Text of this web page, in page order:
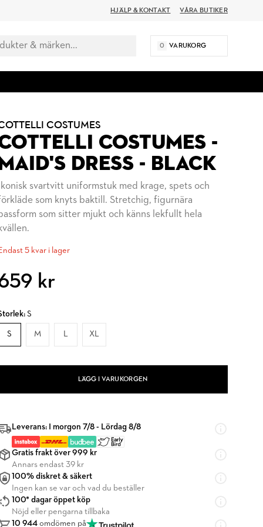
HJÄLP & KONTAKT VÅRA BUTIKER
0 VARUKORG
COSTUMES
COSTUMES -
DRESS - BLACK
Ikonisk svartvitt uniformstuk med krage, spets och
som knyts baktill. Stretchig, figurnära
som sitter mjukt och känns lekfullt hela
5 kvar i lager
kr
S
S M L XL
LÄGG I VARUKORGEN
Leverans: I morgon 7/8 - Lördag 8/8
Gratis frakt över 999 kr
Annars endast 39 kr
100% diskret & säkert
Ingen kan se var och vad du beställer
100* dagar öppet köp
Nöjd eller pengarna tillbaka
10 944 omdömen på